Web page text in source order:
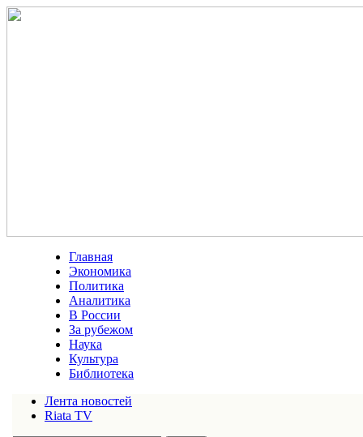
Главная
Экономика
Политика
Аналитика
В России
За рубежом
Наука
Культура
Библиотека
Лента новостей
Riata TV